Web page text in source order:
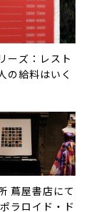
ーズ：レスト
の給料はいく
蔦屋書店にて
ラロイド・ド